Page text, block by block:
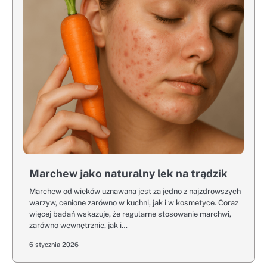
Marchew jako naturalny lek na trądzik
Marchew od wieków uznawana jest za jedno z najzdrowszych
warzyw, cenione zarówno w kuchni, jak i w kosmetyce. Coraz
więcej badań wskazuje, że regularne stosowanie marchwi,
zarówno wewnętrznie, jak i…
6 stycznia 2026